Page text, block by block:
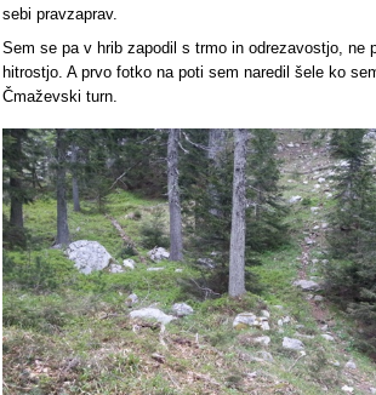
sebi pravzaprav.
Sem se pa v hrib zapodil s trmo in odrezavostjo, ne
hitrostjo. A prvo fotko na poti sem naredil šele ko
Čmaževski turn.